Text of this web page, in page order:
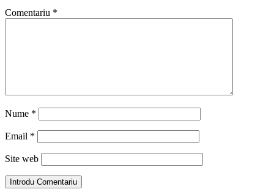
Comentariu *
Nume *
Email *
Site web
Introdu Comentariu